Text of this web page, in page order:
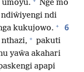
umoyu.
Nge mo
ndi
kukujowo. + 6
+ pakuti
yaŵa akahari
apapi